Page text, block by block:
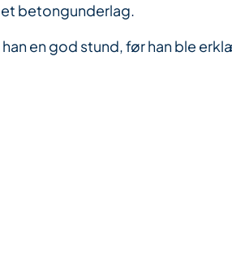
et betongunderlag.
en god stund, før han ble